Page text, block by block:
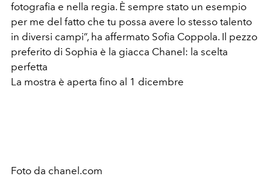
fotografia e nella regia. È sempre stato un esempio
per me del fatto che tu possa avere lo stesso talento
in diversi campi”, ha affermato Sofia Coppola. Il pezzo
preferito di Sophia è la giacca Chanel: la scelta
perfetta
La mostra è aperta fino al 1 dicembre
Foto da chanel.com